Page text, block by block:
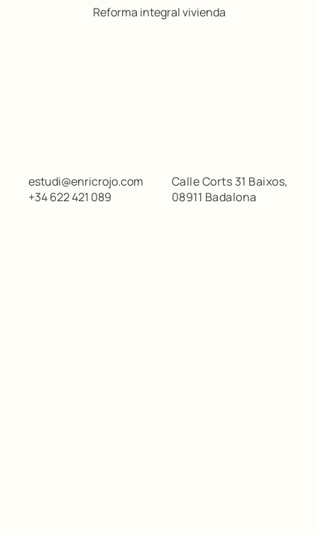
Reforma integral vivienda
estudi@enricrojo.com
+34 622 421 089
Calle Corts 31 Baixos,
08911 Badalona